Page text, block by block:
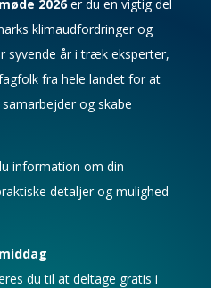
2026er du en vigtig del
klimaudfordringer og
syvende år i træk eksperter,
fra hele landet for at
og skabe
information om din
detaljer og mulighed
du til at deltage gratis i